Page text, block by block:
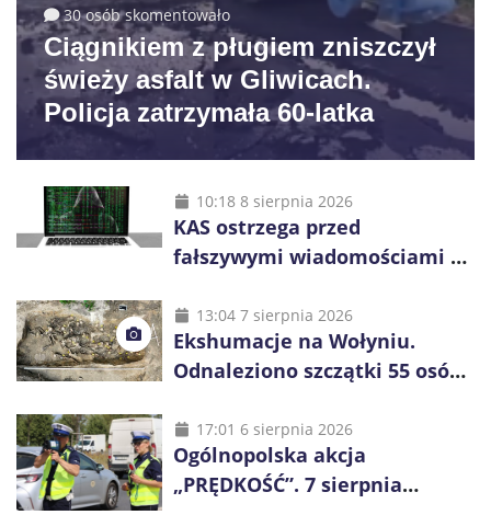
30 osób skomentowało
Ciągnikiem z pługiem zniszczył
świeży asfalt w Gliwicach.
Policja zatrzymała 60-latka
10:18 8 sierpnia 2026
KAS ostrzega przed
fałszywymi wiadomościami o
48 godzin
13:04 7 sierpnia 2026
Ekshumacje na Wołyniu.
Odnaleziono szczątki 55 osób,
17:01 6 sierpnia 2026
Ogólnopolska akcja
„PRĘDKOŚĆ”. 7 sierpnia